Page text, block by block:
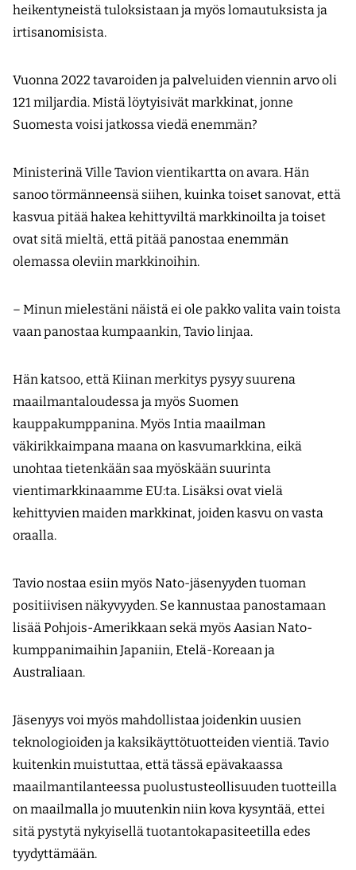
heikentyneistä tuloksistaan ja myös lomautuksista ja
irtisanomisista.
Vuonna 2022 tavaroiden ja palveluiden viennin arvo oli
121 miljardia. Mistä löytyisivät markkinat, jonne
Suomesta voisi jatkossa viedä enemmän?
Ministerinä Ville Tavion vientikartta on avara. Hän
sanoo törmänneensä siihen, kuinka toiset sanovat, että
kasvua pitää hakea kehittyviltä markkinoilta ja toiset
ovat sitä mieltä, että pitää panostaa enemmän
olemassa oleviin markkinoihin.
– Minun mielestäni näistä ei ole pakko valita vain toista
vaan panostaa kumpaankin, Tavio linjaa.
Hän katsoo, että Kiinan merkitys pysyy suurena
maailmantaloudessa ja myös Suomen
kauppakumppanina. Myös Intia maailman
väkirikkaimpana maana on kasvumarkkina, eikä
unohtaa tietenkään saa myöskään suurinta
vientimarkkinaamme EU:ta. Lisäksi ovat vielä
kehittyvien maiden markkinat, joiden kasvu on vasta
oraalla.
Tavio nostaa esiin myös Nato-jäsenyyden tuoman
positiivisen näkyvyyden. Se kannustaa panostamaan
lisää Pohjois-Amerikkaan sekä myös Aasian Nato-
kumppanimaihin Japaniin, Etelä-Koreaan ja
Australiaan.
Jäsenyys voi myös mahdollistaa joidenkin uusien
teknologioiden ja kaksikäyttötuotteiden vientiä. Tavio
kuitenkin muistuttaa, että tässä epävakaassa
maailmantilanteessa puolustusteollisuuden tuotteilla
on maailmalla jo muutenkin niin kova kysyntää, ettei
sitä pystytä nykyisellä tuotanto­kapasiteetilla edes
tyydyttämään.